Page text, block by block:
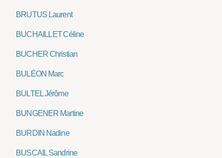
BRUTUS Laurent
BUCHAILLET Céline
BUCHER Christian
BULÉON Marc
BULTEL Jérôme
BUNGENER Martine
BURDIN Nadine
BUSCAIL Sandrine